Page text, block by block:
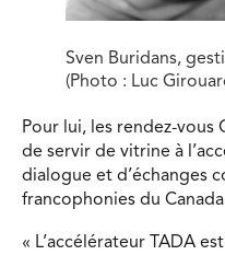
Sven Buridans,
(Photo : Luc
Pour lui, les rendez-vous
de servir de vitrine à
dialogue et d’échanges
francophonies du
« L’accélérateur TADA